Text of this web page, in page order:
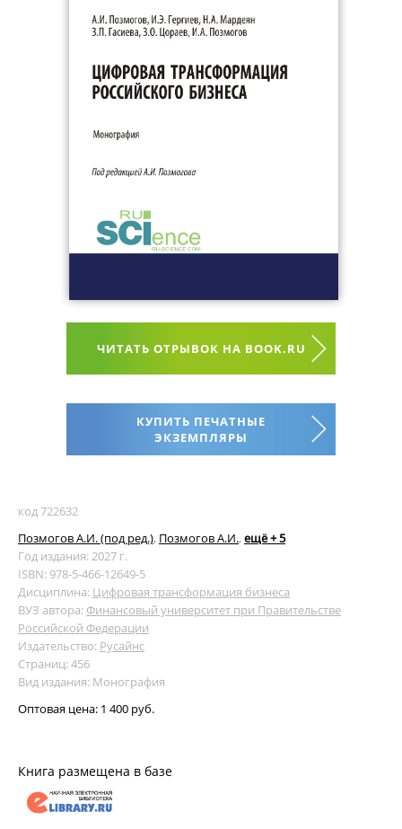
ЧИТАТЬ ОТРЫВОК НА BOOK.RU
КУПИТЬ ПЕЧАТНЫЕ
ЭКЗЕМПЛЯРЫ
код 722632
Позмогов А.И. (под ред.), Позмогов А.И., ещё + 5
Год издания: 2027 г.
ISBN: 978-5-466-12649-5
Дисциплина: Цифровая трансформация бизнеса
ВУЗ автора: Финансовый университет при Правительстве
Российской Федерации
Издательство: Русайнс
Страниц: 456
Вид издания: Монография
Оптовая цена: 1 400 руб.
Книга размещена в базе